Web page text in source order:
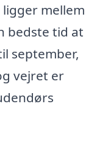
mellem
bedste tid at
september,
vejret er